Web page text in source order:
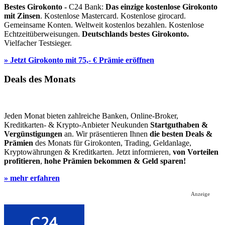
Bestes Girokonto - C24 Bank: Das einzige kostenlose Girokonto
mit Zinsen. Kostenlose Mastercard. Kostenlose girocard.
Gemeinsame Konten. Weltweit kostenlos bezahlen. Kostenlose
Echtzeitüberweisungen. Deutschlands bestes Girokonto.
Vielfacher Testsieger.
» Jetzt Girokonto mit 75,- € Prämie eröffnen
Deals des Monats
Jeden Monat bieten zahlreiche Banken, Online-Broker,
Kreditkarten- & Krypto-Anbieter Neukunden Startguthaben &
Vergünstigungen an. Wir präsentieren Ihnen die besten Deals &
Prämien des Monats für Girokonten, Trading, Geldanlage,
Kryptowährungen & Kreditkarten. Jetzt informieren, von Vorteilen
profitieren, hohe Prämien bekommen & Geld sparen!
» mehr erfahren
Anzeige